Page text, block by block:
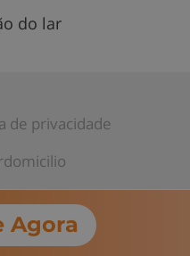
do lar
de privacidade
Agora